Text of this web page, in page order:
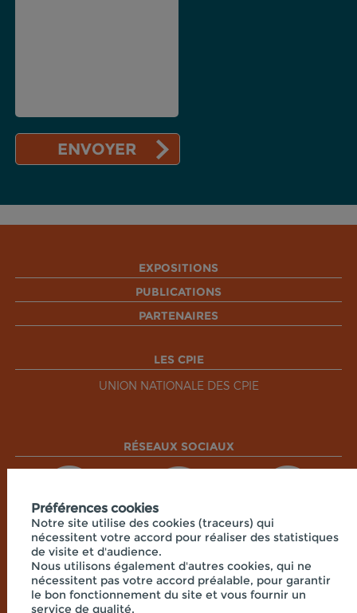
EXPOSITIONS
PUBLICATIONS
PARTENAIRES
LES CPIE
UNION NATIONALE DES CPIE
RÉSEAUX SOCIAUX
Préférences cookies
Notre site utilise des cookies (traceurs) qui
nécessitent votre accord pour réaliser des statistiques
de visite et d'audience.
Nous utilisons également d'autres cookies, qui ne
nécessitent pas votre accord préalable, pour garantir
le bon fonctionnement du site et vous fournir un
service de qualité.